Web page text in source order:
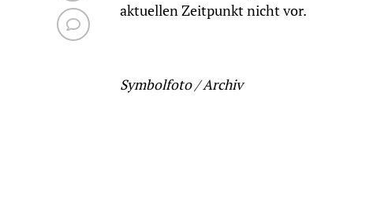
aktuellen Zeitpunkt nicht vor.
Symbolfoto / Archiv